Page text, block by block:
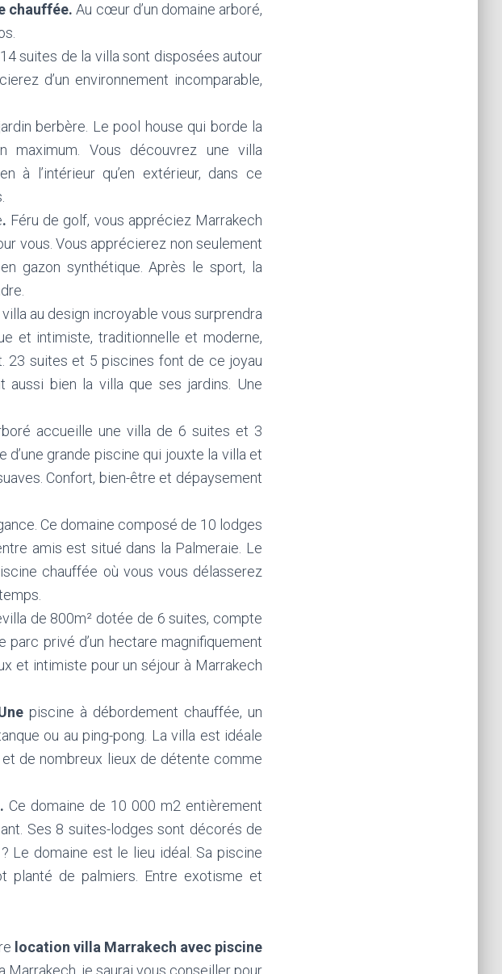
chauffée.Au cœur d’un domaine arboré,
suites de la villa sont disposées autour
d’un environnement incomparable,
berbère. Le pool house qui borde la
maximum. Vous découvrez une villa
à l’intérieur qu’en extérieur, dans ce
. Féru de golf, vous appréciez Marrakech
vous. Vous apprécierez non seulement
gazon synthétique. Après le sport, la
au design incroyable vous surprendra
et intimiste, traditionnelle et moderne,
23 suites et 5 piscines font de ce joyau
aussi bien la villa que ses jardins. Une
accueille une villa de 6 suites et 3
grande piscine qui jouxte la villa et
Confort, bien-être et dépaysement
Ce domaine composé de 10 lodges
amis est situé dans la Palmeraie. Le
chauffée où vous vous délasserez
de 800m² dotée de 6 suites, compte
privé d’un hectare magnifiquement
et intimiste pour un séjour à Marrakech
piscine à débordement chauffée, un
ou au ping-pong. La villa est idéale
de nombreux lieux de détente comme
. Ce domaine de 10 000 m2 entièrement
Ses 8 suites-lodges sont décorés de
Le domaine est le lieu idéal. Sa piscine
planté de palmiers. Entre exotisme et
location villa Marrakech avec piscine
Marrakech, je saurai vous conseiller pour